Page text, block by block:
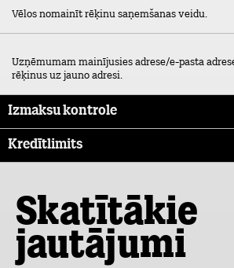
Vēlos nomainīt rēķinu saņemšanas veidu.
Uzņēmumam mainījusies adrese/e-pasta
rēķinus uz jauno adresi.
Izmaksu kontrole
Kredītlimits
Skatītākie
jautājumi